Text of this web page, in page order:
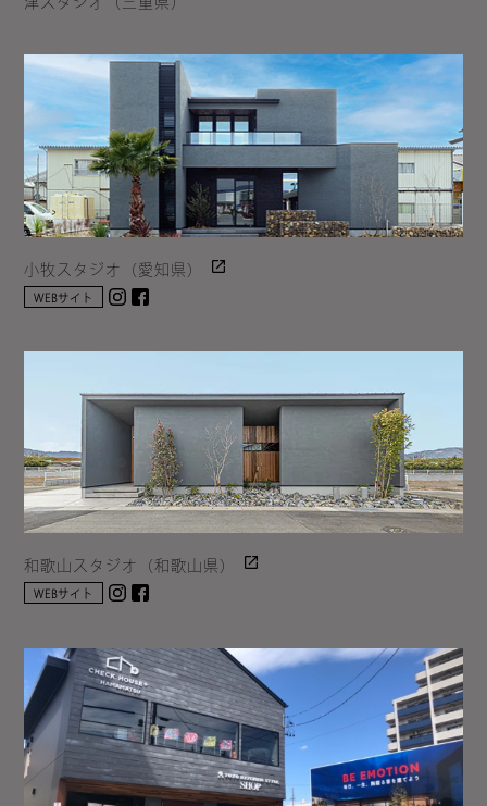
小牧スタジオ（愛知県）
WEBサイト Instagram
和歌山スタジオ（和歌山県）
WEBサイト Instagram